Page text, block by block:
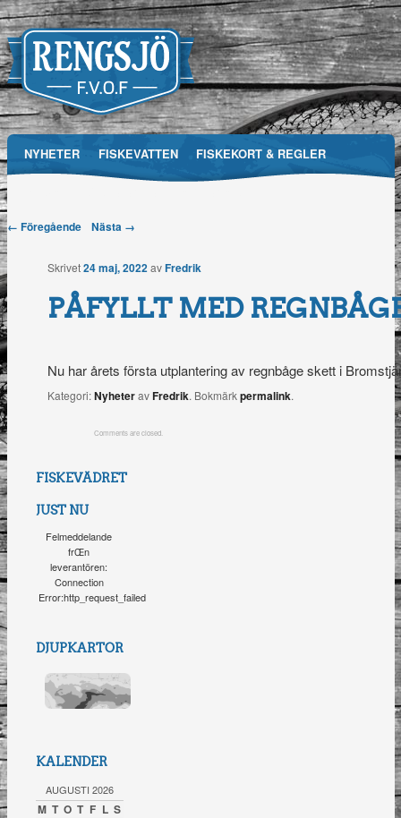
Main menu
Skip
NYHETER FISKEVATTEN FISKEKORT & REGLER
Fiskevårdsområdesförening
Post navigation
← Föregående Nästa →
PÅFYLLT MED
Skrivet24 maj, 2022 avFredrik
Nu har årets första utplantering av regnbåge skett i
Kategori:NyheteravFredrik. Bokmärkpermalink.
Comments are closed.
FISKEVÄDRET
JUST NU
Felmeddelande
frŒn
leverantören:
Connection
Error:http_request_failed
DJUPKARTOR
KALENDER
AUGUSTI 2026
M T O T F L S